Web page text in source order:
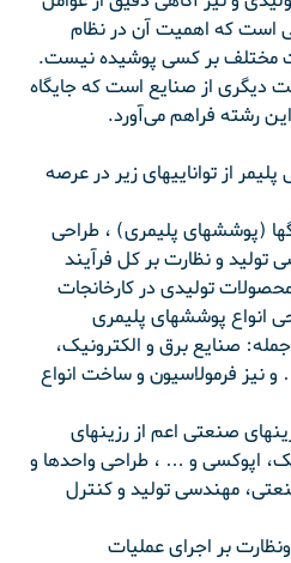
است که اهمیت آن در نظام
مختلف بر کسی پوشیده نیست.
از صنایع است که جایگاه
رشته فراهم می‌آورد.
از تواناییهای زیر در عرصه
(پوششهای پلیمری) ، طراحی
تولید و نظارت بر کل فرآیند
تولیدی در کارخانجات
انواع پوششهای پلیمری
صنایع برق و الکترونیک،
نیز فرمولاسیون و ساخت انواع
صنعتی اعم از رزینهای
اپوکسی و … ، طراحی واحدها و
مهندسی تولید و کنترل
بر اجرای عملیات